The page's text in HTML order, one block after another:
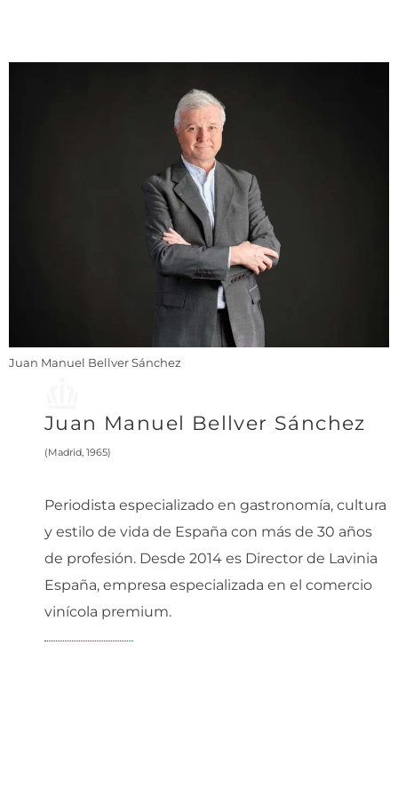
Juan Manuel Bellver Sánchez
Juan Manuel Bellver Sánchez
(Madrid, 1965)
Periodista especializado en gastronomía, cultura
y estilo de vida de España con más de 30 años
de profesión. Desde 2014 es Director de Lavinia
España, empresa especializada en el comercio
vinícola premium.